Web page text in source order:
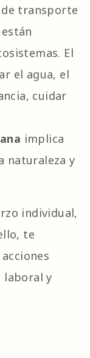
transporte
El
el agua, el
cuidar
implica
naturaleza y
individual,
te
laboral y